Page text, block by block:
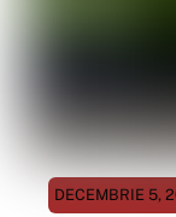
DECEMBRIE 5,